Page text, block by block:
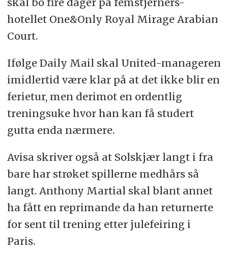
hotellet One&Only Royal Mirage Arabian
Court.
Ifølge Daily Mail skal United-manageren
imidlertid være klar på at det ikke blir en
ferietur, men derimot en ordentlig
treningsuke hvor han kan få studert
gutta enda nærmere.
Avisa skriver også at Solskjær langt i fra
bare har strøket spillerne medhårs så
langt. Anthony Martial skal blant annet
ha fått en reprimande da han returnerte
for sent til trening etter julefeiring i
Paris.